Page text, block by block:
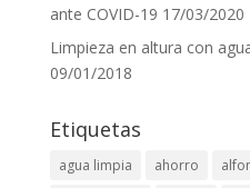
ante COVID-19 17/03/2020
Limpieza en altura con
09/01/2018
Etiquetas
agua limpia ahorro